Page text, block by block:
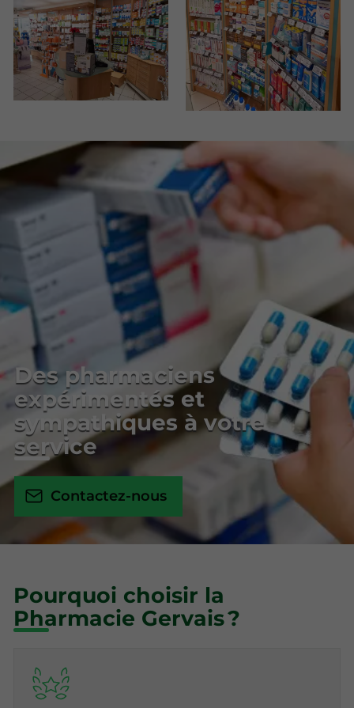
Des pharmaciens
expérimentés et
sympathiques à votre
service
Contactez-nous
Pourquoi choisir la
Pharmacie Gervais ?